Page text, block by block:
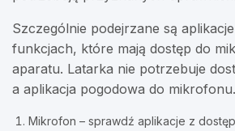
Szczególnie podejrzane są
funkcjach, które mają dostęp do
aparatu. Latarka nie potrzebuje
a aplikacja pogodowa do mikrofonu.
Mikrofon – sprawdź aplikacje z